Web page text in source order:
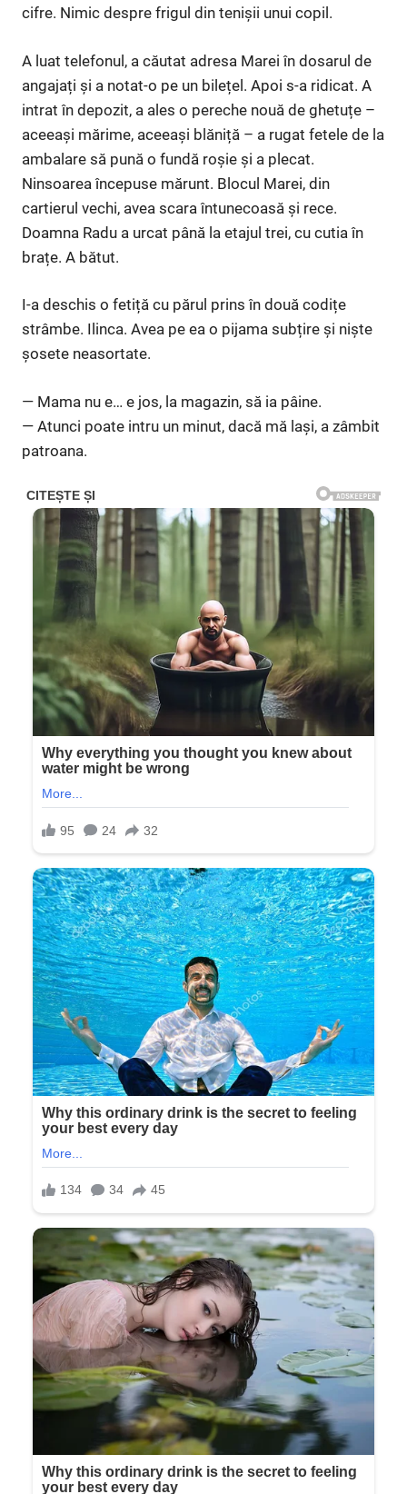
cifre. Nimic despre frigul din tenișii unui copil.
A luat telefonul, a căutat adresa Marei în dosarul de
angajați și a notat-o pe un bilețel. Apoi s-a ridicat. A
intrat în depozit, a ales o pereche nouă de ghetuțe –
aceeași mărime, aceeași blăniță – a rugat fetele de la
ambalare să pună o fundă roșie și a plecat.
Ninsoarea începuse mărunt. Blocul Marei, din
cartierul vechi, avea scara întunecoasă și rece.
Doamna Radu a urcat până la etajul trei, cu cutia în
brațe. A bătut.
I-a deschis o fetiță cu părul prins în două codițe
strâmbe. Ilinca. Avea pe ea o pijama subțire și niște
șosete neasortate.
— Mama nu e… e jos, la magazin, să ia pâine.
— Atunci poate intru un minut, dacă mă lași, a zâmbit
patroana.